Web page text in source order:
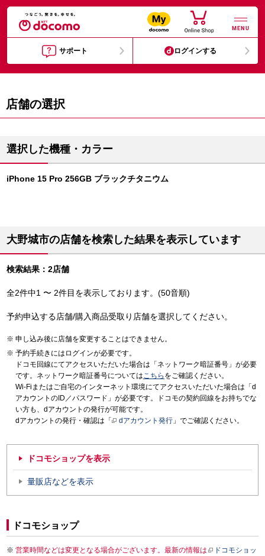
MENU
サポート ログインする
店舗の選択
選択した機種・カラー
iPhone 15 Pro 256GB ブラックチタニウム
大野城市の店舗を検索した結果を表示しています
検索結果：2店舗
全2件中1 〜 2件目を表示しております。(50音順)
予約申込する店舗/購入商品受取り店舗を選択してください。
申し込み後に店舗を変更することはできません。
予約手続きにはログインが必要です。
ドコモ回線にてアクセスいただいた場合は「ネットワーク暗証番号」が必要
です。ネットワーク暗証番号についてはこちら をご確認ください。
Wi-Fiまたはご自宅のインターネット環境にてアクセスいただいた場合は「d
アカウントのID／パスワード」が必要です。ドコモの契約回線をお持ちでな
い方も、dアカウントの発行が可能です。
dアカウントの発行・確認は「
dアカウント発行 」でご確認ください。
ドコモショップを表示
量販店などを表示
ドコモショップ
営業時間などは変更となる場合がございます。最新の情報は
ドコモショッ